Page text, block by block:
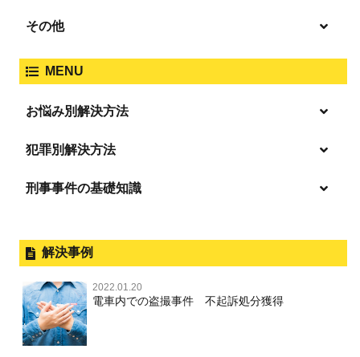
逮捕・監禁
業務妨害
強姦・準強姦
淫行・援助交際
公然わいせつ，わいせつ物頒布，淫
行勧誘罪
児童ポルノ・リベンジポルノ
詐欺
恐喝
危険ドラッグ
ひき逃げ・当て逃げ
危険運転行為等
その他
商標法違反
ストーカー事件
MENU
お悩み別解決方法
「逮捕」について適切に知ることで不安や悩みを解消する
逮捕後、早急な釈放・保釈を望むときにすべきこと
無実・無罪の証明をしたい
被害者との示談を円満に進めるためには
犯罪別解決方法
事件別－暴力事件
暴行・傷害
殺人
過失致死・過失傷害
脅迫・強要
性犯罪 TOP
痴漢
盗撮，のぞき
不同意わいせつ（旧：強制わいせつ，準強制わいせつ），
事件別－財産犯
財産犯 TOP
窃盗罪
事件別－薬物事件
薬物事件 TOP
事件別－交通違反・交通事故
刑事事件の基礎知識
外国人事件の手続きと特色
刑事裁判の概要・手続
公務員の逮捕・刑事事件
控訴・上告
解決事例
2022.01.20
電車内での盗撮事件 不起訴処分獲得